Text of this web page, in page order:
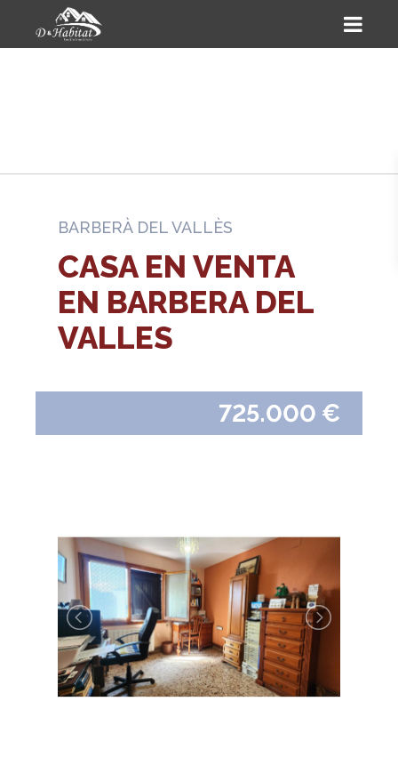
BARBERÀ DEL VALLÈS
CASA EN VENTA
EN BARBERA DEL
VALLES
725.000 €